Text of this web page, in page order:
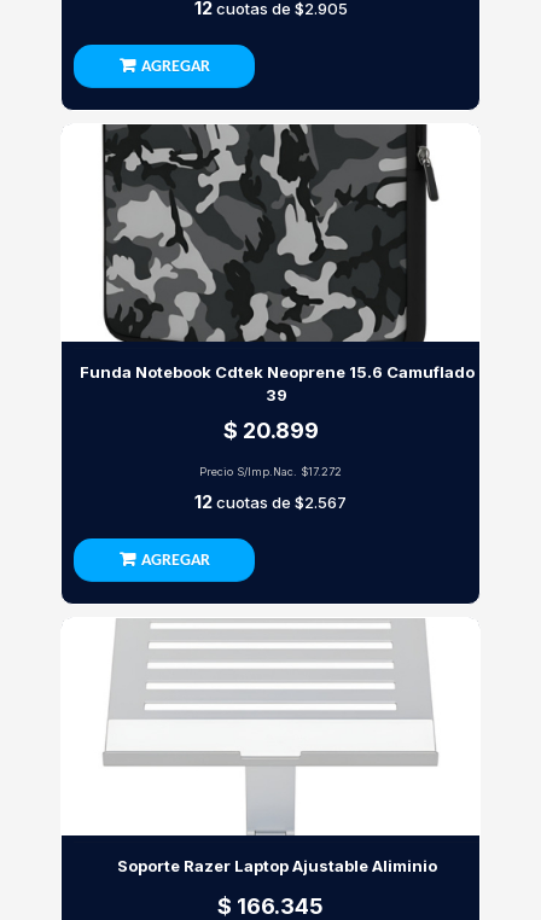
12cuotas de $2.905
AGREGAR
Funda Notebook Cdtek Neoprene 15.6 Camuflado
39
$ 20.899
Precio S/Imp.Nac. $17.272
12cuotas de $2.567
AGREGAR
Soporte Razer Laptop Ajustable Aliminio
$ 166.345